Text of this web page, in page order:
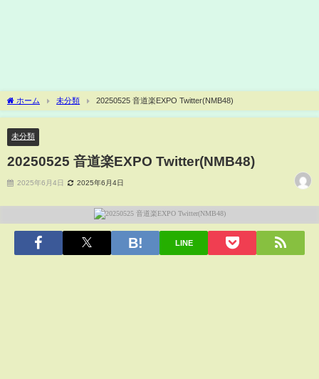
ホーム 未分類 20250525 音道楽EXPO Twitter(NMB48)
未分類
20250525 音道楽EXPO Twitter(NMB48)
2025年6月4日 2025年6月4日
LINE